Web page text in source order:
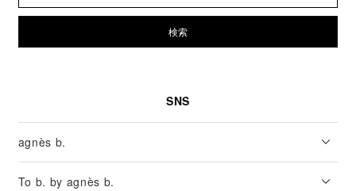
検索
SNS
agnès b.
To b. by agnès b.